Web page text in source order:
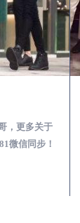
，更多关于
微信同步！